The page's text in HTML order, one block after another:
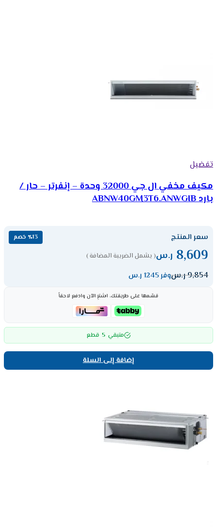
تفضيل
مكيف مخفي ال جي 32000 وحدة – إنفرتر – حار /
بارد ABNW40GM3T6.ANWGIB
سعر المنتج ٪13 خصم
8,609 ر.س( يشمل الضريبة المضافة )
9,854ر.سوفر 1245 ر.س
قسّمها على طريقتك، اشترِ الآن وادفع لاحقاً
متبقي 5 قطع
إضافة إلى السلة